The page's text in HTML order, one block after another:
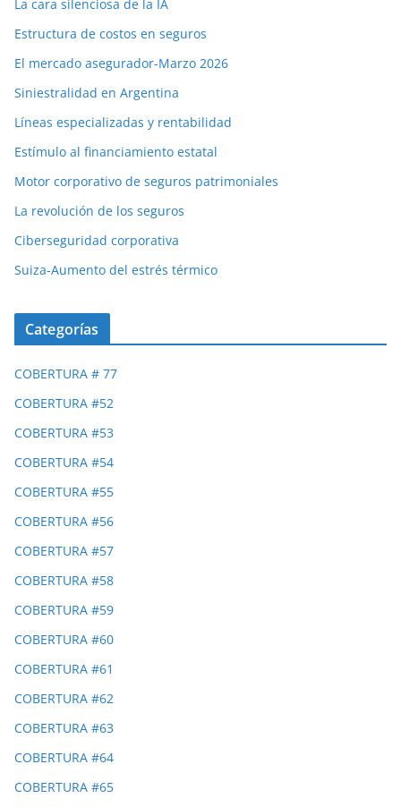
La cara silenciosa de la IA
Estructura de costos en seguros
El mercado asegurador-Marzo 2026
Siniestralidad en Argentina
Líneas especializadas y rentabilidad
Estímulo al financiamiento estatal
Motor corporativo de seguros patrimoniales
La revolución de los seguros
Ciberseguridad corporativa
Suiza-Aumento del estrés térmico
Categorías
COBERTURA # 77
COBERTURA #52
COBERTURA #53
COBERTURA #54
COBERTURA #55
COBERTURA #56
COBERTURA #57
COBERTURA #58
COBERTURA #59
COBERTURA #60
COBERTURA #61
COBERTURA #62
COBERTURA #63
COBERTURA #64
COBERTURA #65